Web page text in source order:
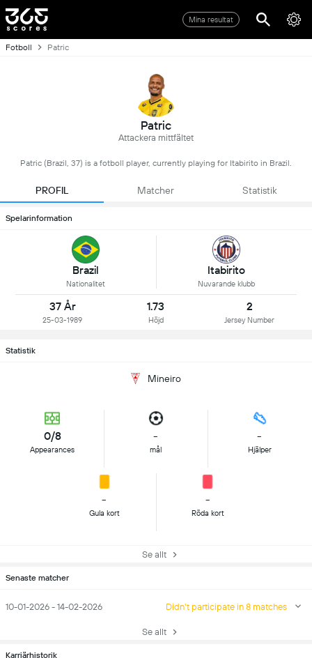
Mina resultat
Fotboll Patric
Patric
Attackera mittfältet
Patric (Brazil, 37) is a fotboll player, currently playing for Itabirito in Brazil.
PROFIL Matcher Statistik
Spelarinformation
Brazil
Nationalitet
Itabirito
Nuvarande klubb
37 År
25-03-1989
1.73
Höjd
2
Jersey Number
Statistik
Mineiro
0/8
Appearances
-
mål
-
Hjälper
-
Gula kort
-
Röda kort
Se allt
Senaste matcher
10-01-2026 - 14-02-2026 Didn't participate in 8 matches
Se allt
Karriärhistorik